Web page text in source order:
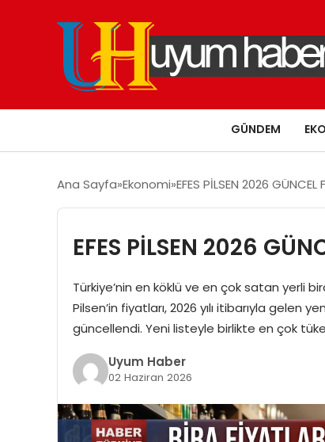
GÜNDEM
Ana Sayfa Ekonomi EFES PİLSEN 2026 GÜNCEL
EFES PİLSEN 2026
Türkiye’nin en köklü ve en çok satan yerli
Pilsen’in fiyatları, 2026 yılı itibarıyla
güncellendi. Yeni listeyle birlikte en çok
Uyum Haber
02 Haziran 2026